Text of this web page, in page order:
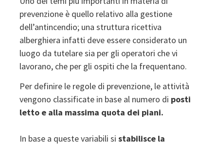
prevenzione è quello relativo alla gestione
dell’antincendio; una struttura ricettiva
alberghiera infatti deve essere considerato un
luogo da tutelare sia per gli operatori che vi
lavorano, che per gli ospiti che la frequentano.
Per definire le regole di prevenzione, le attività
vengono classificate in base al numero di posti
letto e alla massima quota dei piani.
In base a queste variabili si stabilisce la